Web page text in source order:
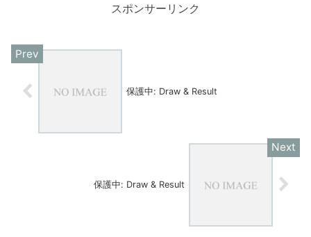
スポンサーリンク
保護中: Draw & Result
保護中: Draw & Result